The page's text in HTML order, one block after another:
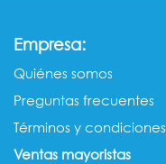
Empresa:
Quiénes somos​​
Preguntas frecuentes
Términos y condiciones
Ventas mayorista​s